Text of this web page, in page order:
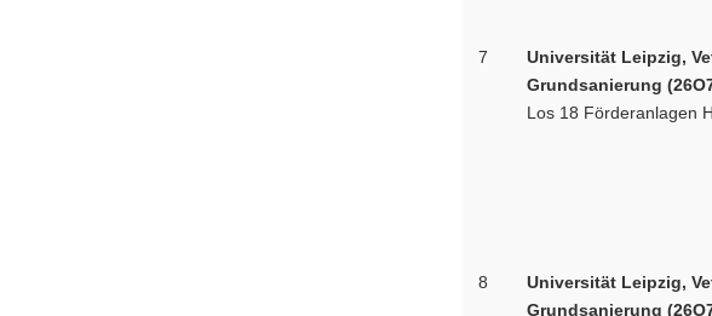
7
Universität Leipzig,
Grundsanierung
Los 18 Förderanlagen
8
Universität Leipzig,
Grundsanierung